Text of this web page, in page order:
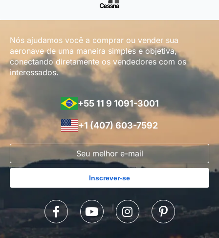
Nós ajudamos você a comprar ou vender sua
aeronave de uma maneira simples e objetiva,
conectando diretamente os vendedores com os
interessados.
+55 11 9 1091-3001
+1 (407) 603-7592
Inscrever-se